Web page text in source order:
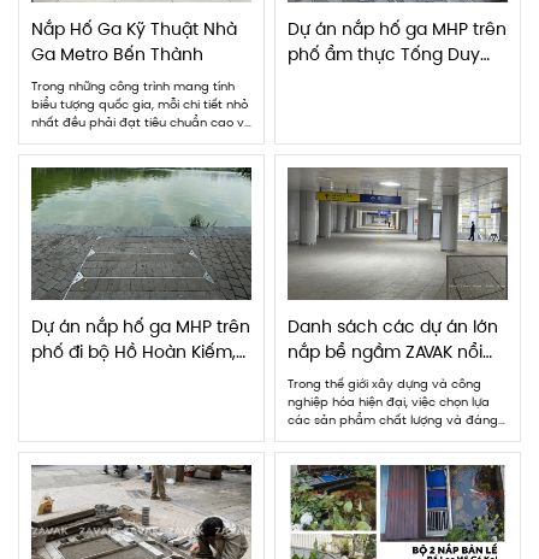
Nắp Hố Ga Kỹ Thuật Nhà
Ga Metro Bến Thành
Trong những công trình mang tính
biểu tượng quốc gia, mỗi chi tiết nhỏ
nhất đều phải đạt tiêu chuẩn cao về
kỹ thuật, độ bền và tính thẩm mỹ.
Tuyến Metro số 1 Bến Thành Suối Tiên
đã lựa chọn ZAVAK để cùng đồng
hành trong hạng mục nắp hố ga kỹ
thuật nhà […]
Dự án nắp hố ga MHP trên
phố ẩm thực Tống Duy
Dự án nắp hố ga MHP trên
phố đi bộ Hồ Hoàn Kiếm,
Danh sách các dự án lớn
nắp bể ngầm ZAVAK nổi
bật, tiêu biểu 2023
Trong thế giới xây dựng và công
nghiệp hóa hiện đại, việc chọn lựa
các sản phẩm chất lượng và đáng
tin cậy là chìa khóa quan trọng để
đảm bảo hiệu suất và an toàn của
mọi công trình. Trong danh sách các
dự án lớn nắp bể ngầm, ZAVAK nổi
bật như một […]